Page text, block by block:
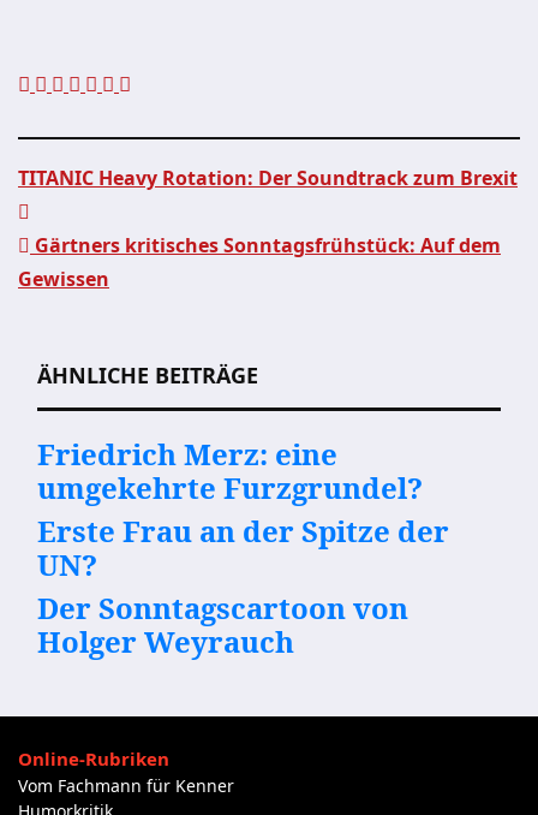
Beitragsnavigation
TITANIC Heavy Rotation: Der Soundtrack zum Brexit
Gärtners kritisches Sonntagsfrühstück: Auf dem
Gewissen
ÄHNLICHE BEITRÄGE
Friedrich Merz: eine
umgekehrte Furzgrundel?
Erste Frau an der Spitze der
UN?
Der Sonntagscartoon von
Holger Weyrauch
Online-Rubriken
Vom Fachmann für Kenner